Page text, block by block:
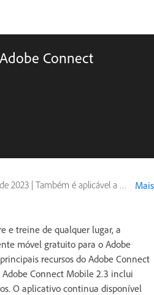
Connect
2023 | Também é aplicável a Adobe Connect 9 Mais
e treine de qualquer lugar, a
móvel gratuito para o Adobe
recursos do Adobe Connect
Connect Mobile 2.3 inclui
O aplicativo continua disponível